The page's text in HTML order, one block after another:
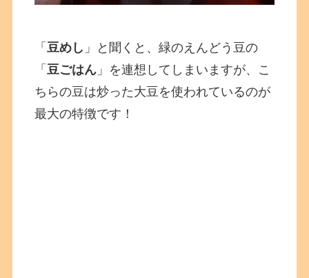
「豆めし 」と聞くと、緑のえんどう豆の
「豆ごはん 」を連想してしまいますが、こ
ちらの豆は炒った大豆を使われているのが
最大の特徴です！